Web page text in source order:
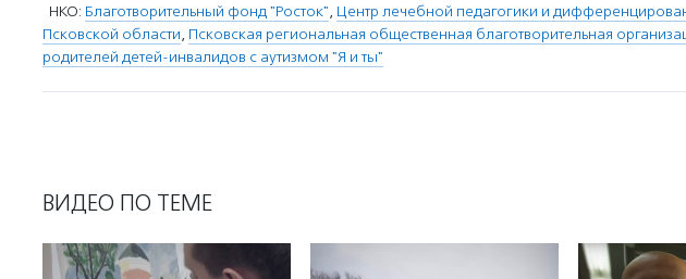
НКО: Благотворительный фонд "Росток", Центр лечебной педагогики и
Псковской области, Псковская региональная общественная благотворительная
родителей детей-инвалидов с аутизмом "Я и ты"
ВИДЕО ПО ТЕМЕ